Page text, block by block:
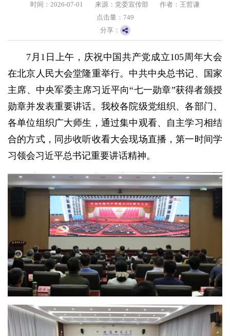
时间：2026-07-01 来源：党委宣传部
作者：王哲谦
点击量： 749
分享：
7月1日上午，庆祝中国共产党成立105周年大会
在北京人民大会堂隆重举行。中共中央总书记、国家
主席、中央军委主席习近平向“七一勋章”获得者颁授
勋章并发表重要讲话。我校各院级党组织、各部门、
各单位组织广大师生，通过集中观看、自主学习相结
合的方式，同步收听收看大会现场直播，第一时间学
习领会习近平总书记重要讲话精神。